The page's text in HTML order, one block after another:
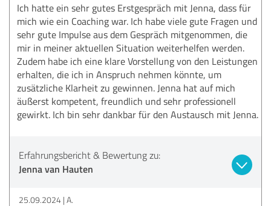
Ich hatte ein sehr gutes Erstgespräch mit Jenna, dass für
mich wie ein Coaching war. Ich habe viele gute Fragen und
sehr gute Impulse aus dem Gespräch mitgenommen, die
mir in meiner aktuellen Situation weiterhelfen werden.
Zudem habe ich eine klare Vorstellung von den Leistungen
erhalten, die ich in Anspruch nehmen könnte, um
zusätzliche Klarheit zu gewinnen. Jenna hat auf mich
äußerst kompetent, freundlich und sehr professionell
gewirkt. Ich bin sehr dankbar für den Austausch mit Jenna.
Erfahrungsbericht & Bewertung zu:
Jenna van Hauten
25.09.2024 A.